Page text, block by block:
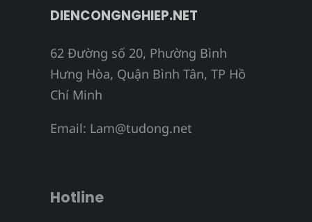
DIENCONGNGHIEP.NET
62 Đường số 20, Phường Bình
Hưng Hòa, Quận Bình Tân, TP Hồ
Chí Minh
Email: Lam@tudong.net
Hotline